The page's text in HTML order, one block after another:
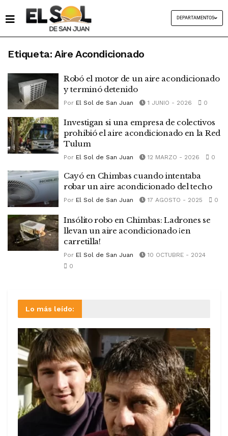
DEPARTAMENTOS
Etiqueta: Aire Acondicionado
Robó el motor de un aire acondicionado
y terminó detenido
Por El Sol de San Juan 1 JUNIO - 2026 0
Investigan si una empresa de colectivos
prohibió el aire acondicionado en la Red
Tulum
Por El Sol de San Juan 12 MARZO - 2026 0
Cayó en Chimbas cuando intentaba
robar un aire acondicionado del techo
Por El Sol de San Juan 17 AGOSTO - 2025 0
Insólito robo en Chimbas: Ladrones se
llevan un aire acondicionado ¡en
carretilla!
Por El Sol de San Juan
10 OCTUBRE - 2024
0
Lo más leído: